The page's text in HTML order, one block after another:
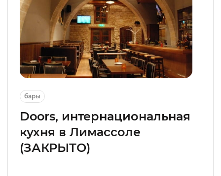
бары
Doors, интернациональная
кухня в Лимассоле
(ЗАКРЫТО)